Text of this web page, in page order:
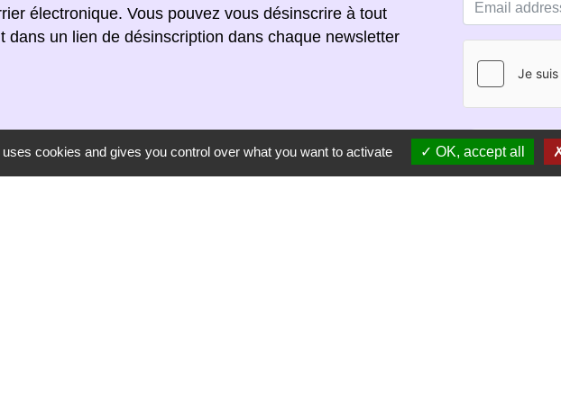
électronique. Vous pouvez vous désinscrire à tout
dans un lien de désinscription dans chaque newsletter
S'ABONNER
cookies and gives you control over what you want to activate OK, accept all